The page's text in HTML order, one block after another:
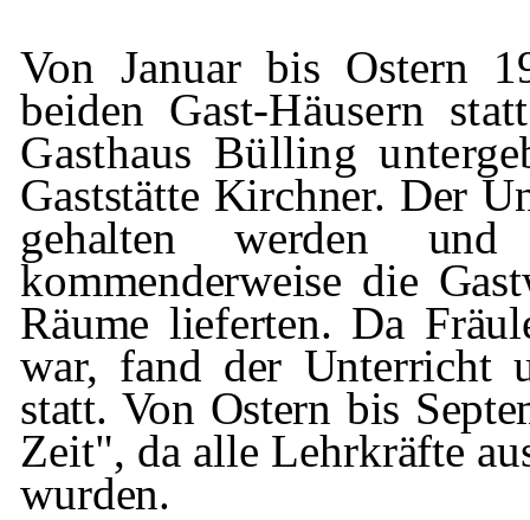
Von Januar bis Ostern
beiden Gast-Häusern
Gasthaus Bülling unterge
Gaststätte Kirchner. Der
gehalten werden
kommenderweise die
Räume liefer­ten. Da
war, fand der Unterricht
statt. Von Ostern bis
Zeit", da alle Lehrkräfte
wurden.